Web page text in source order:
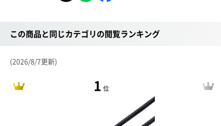
この商品と同じカテゴリの閲覧ランキング
(2026/8/7更新)
1 位